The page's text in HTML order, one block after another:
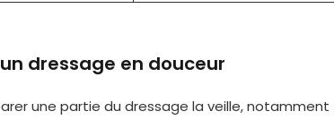
dressage en douceur
une partie du dressage la veille, notamment